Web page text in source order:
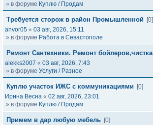
» в форуме Куплю / Продам
Требуется сторож в район Промышленной
[0]
anvor05 « 03 авг, 2026, 15:11
» в форуме Работа в Севастополе
Ремонт Сантехники. Ремонт
alekks2007 « 03 авг, 2026, 7:43
» в форуме Услуги / Разное
Куплю участок ИЖС с коммуникациями
[0]
Ирина Весна « 02 авг, 2026, 23:01
» в форуме Куплю / Продам
Примем в дар любую мебель [0]